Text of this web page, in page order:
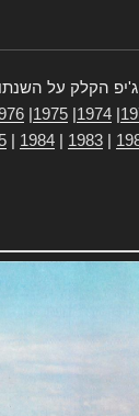
הקלק על
1974
1975
1983
1984